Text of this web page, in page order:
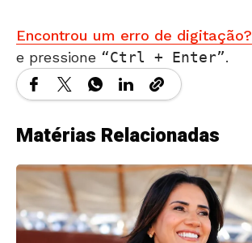
Encontrou um erro de digitação?
e pressione
Ctrl + Enter .
Matérias Relacionadas